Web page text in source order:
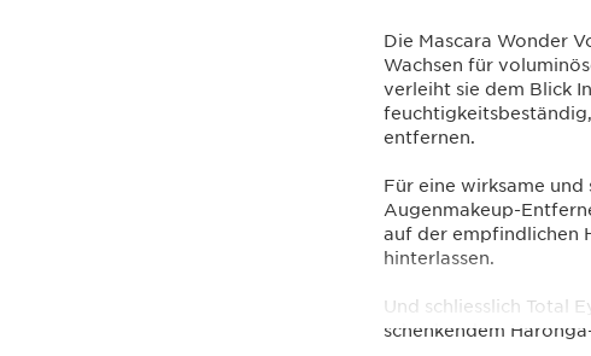
Die Mascara Wonder
Wachsen für
verleiht sie dem Blick
entfernen.
Für eine wirksame
Augenmakeup-
auf der empfindlichen
hinterlassen.
Und schliesslich Total
schenkendem